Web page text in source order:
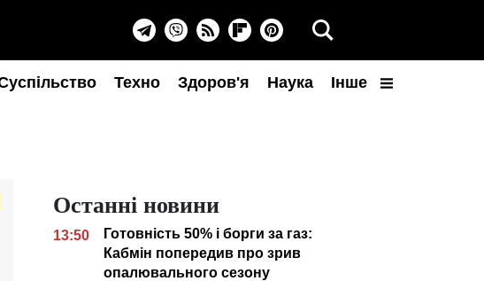
Техно Здоров'я Наука Інше
Останні новини
13:50
Готовність 50% і борги за газ:
Кабмін попередив про зрив
опалювального сезону